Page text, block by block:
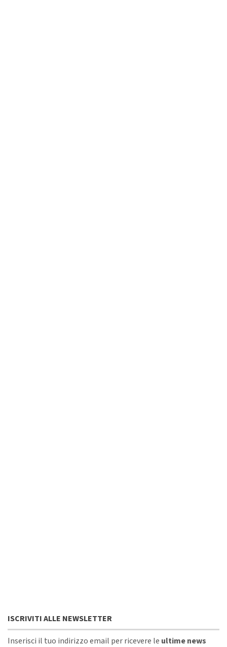
ISCRIVITI ALLE NEWSLETTER
Inserisci il tuo indirizzo email per ricevere le ultime news